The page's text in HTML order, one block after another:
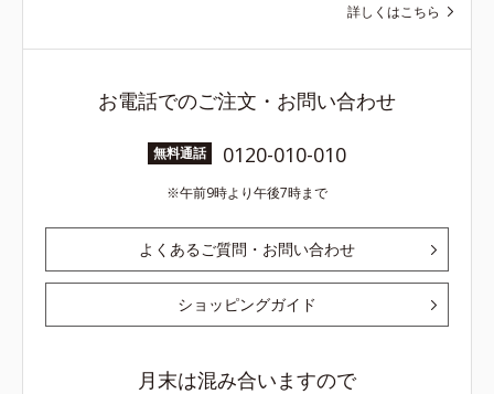
詳しくはこちら
お電話でのご注文・お問い合わせ
無料通話 0120-010-010
午前9時より午後7時まで
よくあるご質問・お問い合わせ
ショッピングガイド
月末は混み合いますので